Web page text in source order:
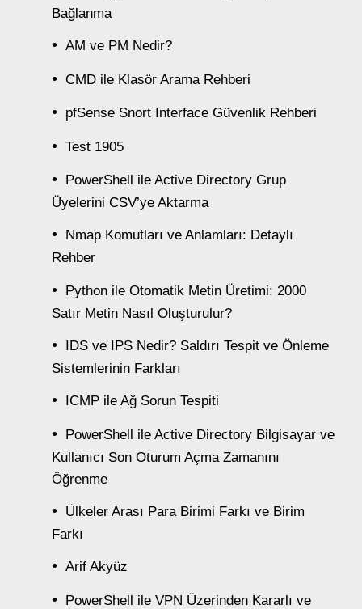
Bağlanma
AM ve PM Nedir?
CMD ile Klasör Arama Rehberi
pfSense Snort Interface Güvenlik Rehberi
Test 1905
PowerShell ile Active Directory Grup
Üyelerini CSV’ye Aktarma
Nmap Komutları ve Anlamları: Detaylı
Rehber
Python ile Otomatik Metin Üretimi: 2000
Satır Metin Nasıl Oluşturulur?
IDS ve IPS Nedir? Saldırı Tespit ve Önleme
Sistemlerinin Farkları
ICMP ile Ağ Sorun Tespiti
PowerShell ile Active Directory Bilgisayar ve
Kullanıcı Son Oturum Açma Zamanını
Öğrenme
Ülkeler Arası Para Birimi Farkı ve Birim
Farkı
Arif Akyüz
PowerShell ile VPN Üzerinden Kararlı ve